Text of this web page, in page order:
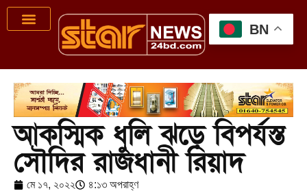
আকস্মিক ধুলি ঝড়ে বিপর্যস্ত
সৌদির রাজধানী রিয়াদ
মে ১৭, ২০২২ ৪:১৩ অপরাহ্ণ
BN